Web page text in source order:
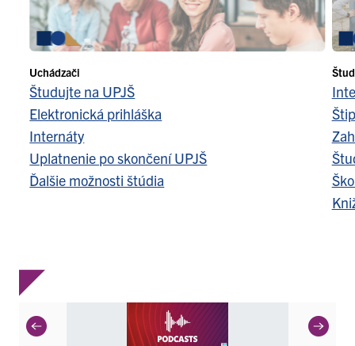
Uchádzači
Študujte na UPJŠ
Elektronická prihláška
Internáty
Uplatnenie po skončení UPJŠ
Ďalšie možnosti štúdia